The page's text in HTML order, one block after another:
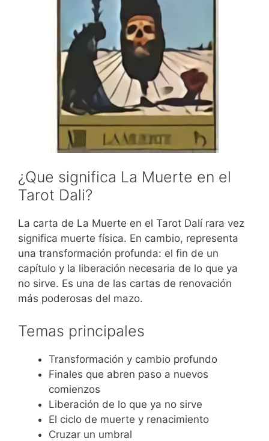
¿Que significa La Muerte en el
Tarot Dali?
La carta de La Muerte en el Tarot Dalí rara vez
significa muerte física. En cambio, representa
una transformación profunda: el fin de un
capítulo y la liberación necesaria de lo que ya
no sirve. Es una de las cartas de renovación
más poderosas del mazo.
Temas principales
Transformación y cambio profundo
Finales que abren paso a nuevos
comienzos
Liberación de lo que ya no sirve
El ciclo de muerte y renacimiento
Cruzar un umbral